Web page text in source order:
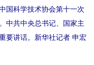
国科学技术协会第十一次
中共中央总书记、国家主
要讲话。新华社记者 申宏